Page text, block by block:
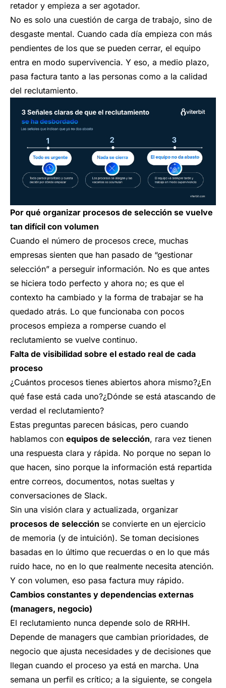
retador y empieza a ser agotador.
No es solo una cuestión de carga de trabajo, sino de
desgaste mental. Cuando cada día empieza con más
pendientes de los que se pueden cerrar, el equipo
entra en modo supervivencia. Y eso, a medio plazo,
pasa factura tanto a las personas como a la calidad
del reclutamiento.
Por qué organizar procesos de selección se vuelve
tan difícil con volumen
Cuando el número de procesos crece, muchas
empresas sienten que han pasado de “gestionar
selección” a perseguir información. No es que antes
se hiciera todo perfecto y ahora no; es que el
contexto ha cambiado y la forma de trabajar se ha
quedado atrás. Lo que funcionaba con pocos
procesos empieza a romperse cuando el
reclutamiento se vuelve continuo.
Falta de visibilidad sobre el estado real de cada
proceso
¿Cuántos procesos tienes abiertos ahora mismo?¿En
qué fase está cada uno?¿Dónde se está atascando de
verdad el reclutamiento?
Estas preguntas parecen básicas, pero cuando
hablamos con equipos de selección, rara vez tienen
una respuesta clara y rápida. No porque no sepan lo
que hacen, sino porque la información está repartida
entre correos, documentos, notas sueltas y
conversaciones de Slack.
Sin una visión clara y actualizada, organizar
procesos de selección se convierte en un ejercicio
de memoria (y de intuición). Se toman decisiones
basadas en lo último que recuerdas o en lo que más
ruido hace, no en lo que realmente necesita atención.
Y con volumen, eso pasa factura muy rápido.
Cambios constantes y dependencias externas
(managers, negocio)
El reclutamiento nunca depende solo de RRHH.
Depende de managers que cambian prioridades, de
negocio que ajusta necesidades y de decisiones que
llegan cuando el proceso ya está en marcha. Una
semana un perfil es crítico; a la siguiente, se congela